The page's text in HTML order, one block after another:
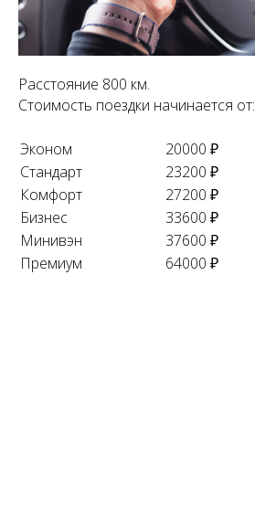
Расстояние 800 км.
Стоимость поездки начинается от:
Эконом
20000 ₽
Стандарт
23200 ₽
Комфорт
27200 ₽
Бизнес
33600 ₽
Минивэн
37600 ₽
Премиум
64000 ₽